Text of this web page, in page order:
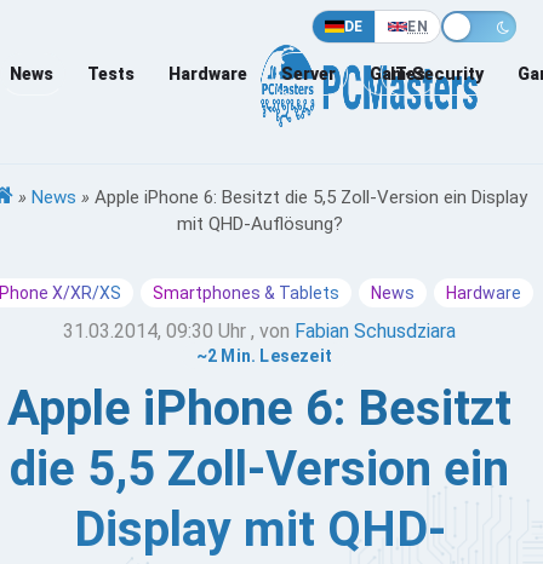
DE EN
News Tests Hardware Server Games
IT-Security
» News » Apple iPhone 6: Besitzt die 5,5 Zoll-Version ein Display
mit QHD-Auflösung?
X/XR/XS Smartphones & Tablets News Hardware
31.03.2014, 09:30 Uhr , von Fabian Schusdziara
~2 Min. Lesezeit
Apple iPhone 6: Besitzt
die 5,5 Zoll-Version ein
Display mit QHD-